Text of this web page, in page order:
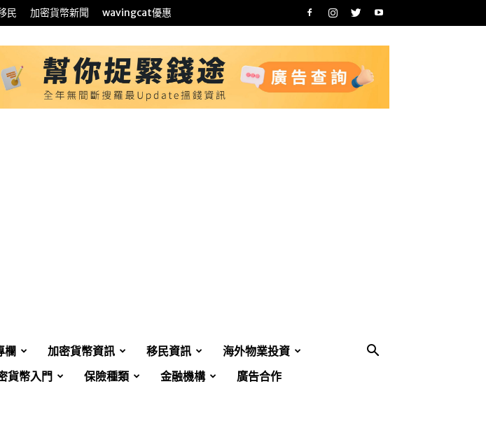
民 加密貨幣新聞 wavingcat優惠
欄 加密貨幣資訊 移民資訊
海外物業投資
貨幣入門 保險種類 金融機構 廣告合作